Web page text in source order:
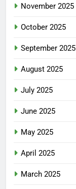
November 2025
October 2025
September 2025
August 2025
July 2025
June 2025
May 2025
April 2025
March 2025